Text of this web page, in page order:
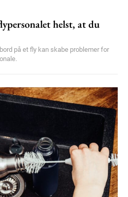
helst, at du
på et fly kan skabe problemer for